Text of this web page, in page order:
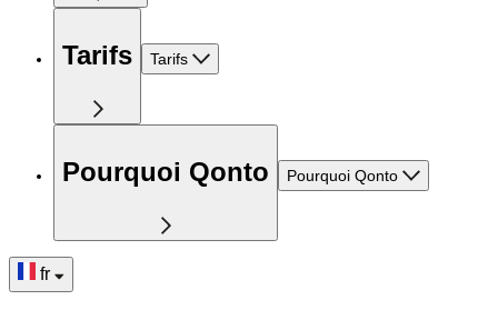
Tarifs Tarifs
Pourquoi Qonto Pourquoi Qonto
fr